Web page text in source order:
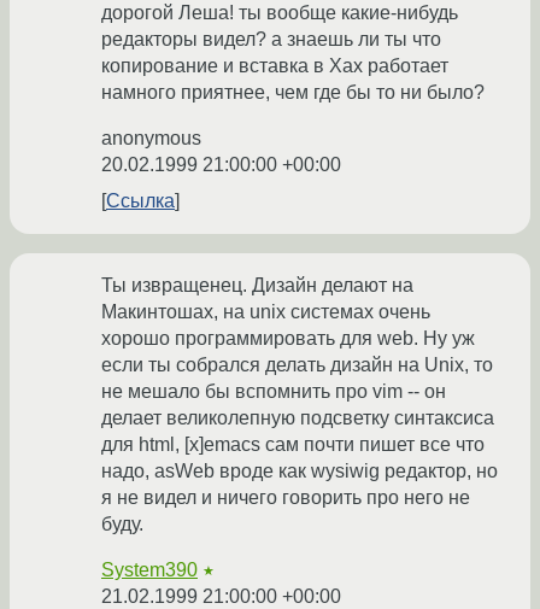
дорогой Леша! ты вообще какие-нибудь
редакторы видел? а знаешь ли ты что
копирование и вставка в Хах работает
намного приятнее, чем где бы то ни было?
anonymous
20.02.1999 21:00:00 +00:00
Ссылка
Ты извращенец. Дизайн делают на
Макинтошах, на unix системах очень
хорошо программировать для web. Ну уж
если ты собрался делать дизайн на Unix, то
не мешало бы вспомнить про vim -- он
делает великолепную подсветку синтаксиса
для html, [x]emacs сам почти пишет все что
надо, asWeb вроде как wysiwig редактор, но
я не видел и ничего говорить про него не
буду.
System390 ★
21.02.1999 21:00:00 +00:00